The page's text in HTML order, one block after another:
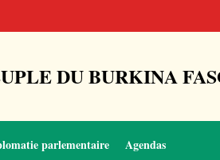
DU BURKINA
parlementaire Agendas